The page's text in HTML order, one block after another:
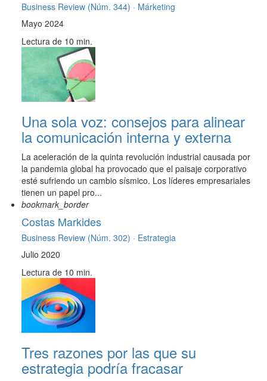
Business Review (Núm. 344) · Márketing
Mayo 2024
Lectura de 10 min.
Una sola voz: consejos para alinear
la comunicación interna y externa
La aceleración de la quinta revolución industrial causada por
la pandemia global ha provocado que el paisaje corporativo
esté sufriendo un cambio sísmico. Los líderes empresariales
tienen un papel pro...
bookmark_border
Costas Markides
Business Review (Núm. 302) · Estrategia
Julio 2020
Lectura de 10 min.
Tres razones por las que su
estrategia podría fracasar